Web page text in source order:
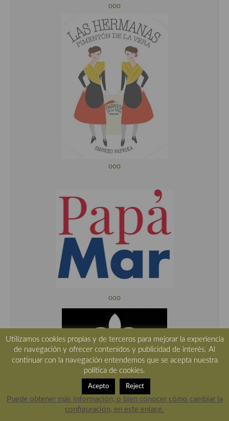
ooo
ooo
ooo
ooo
Utilizamos cookies propias y de terceros para mejorar la experiencia
de navegación y ofrecer contenidos y publicidad de interés. Al
continuar con la navegación entendemos que se acepta nuestra
política de cookies.
Acepto Reject
Puede obtener más información, o bien conocer cómo cambiar la
configuración, en este enlace.